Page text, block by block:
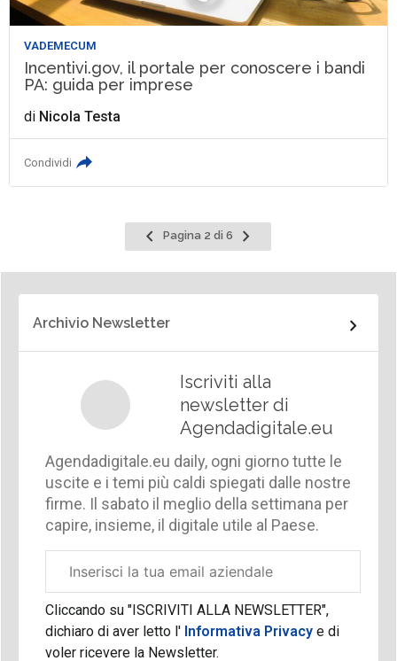
VADEMECUM
Incentivi.gov, il portale per conoscere i bandi
PA: guida per imprese
di Nicola Testa
Condividi
Pagina
precedente
Pagina 2 di 6
Pagina
successiva
Archivio Newsletter
Iscriviti alla
newsletter di
Agendadigitale.eu
Agendadigitale.eu daily, ogni giorno tutte le
uscite e i temi più caldi spiegati dalle nostre
firme. Il sabato il meglio della settimana per
capire, insieme, il digitale utile al Paese.
aziendale
Cliccando su "ISCRIVITI ALLA NEWSLETTER",
dichiaro di aver letto l'Informativa Privacy e di
voler ricevere la Newsletter.